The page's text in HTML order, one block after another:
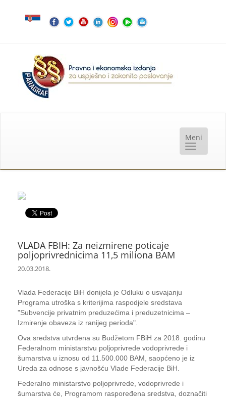
VLADA FBIH: Za neizmirene poticaje
poljoprivrednicima 11,5 miliona BAM
20.03.2018.
Vlada Federacije BiH donijela je Odluku o usvajanju
Programa utroška s kriterijima raspodjele sredstava
"Subvencije privatnim preduzećima i preduzetnicima –
Izmirenje obaveza iz ranijeg perioda".
Ova sredstva utvrđena su Budžetom FBiH za 2018. godinu
Federalnom ministarstvu poljoprivrede vodoprivrede i
šumarstva u iznosu od 11.500.000 BAM, saopćeno je iz
Ureda za odnose s javnošću Vlade Federacije BiH.
Federalno ministarstvo poljoprivrede, vodoprivrede i
šumarstva će, Programom raspoređena sredstva, doznačiti